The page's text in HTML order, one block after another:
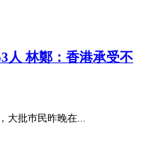
人 林鄭：香港承受不
大批巿民昨晚在...